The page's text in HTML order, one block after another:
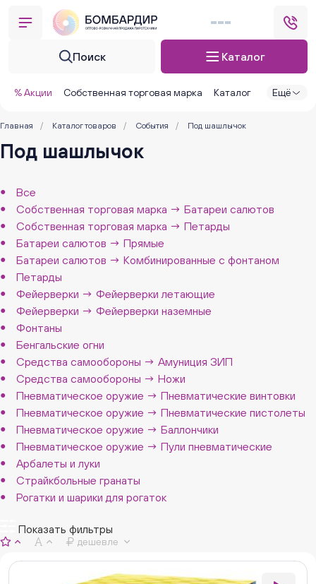
Поиск Каталог
% Акции Собственная торговая марка Каталог Ещё
Главная / Каталог товаров / События / Под шашлычок
Под шашлычок
Все
Собственная торговая марка → Батареи салютов
Собственная торговая марка → Петарды
Батареи салютов → Прямые
Батареи салютов → Комбинированные с фонтаном
Петарды
Фейерверки → Фейерверки летающие
Фейерверки → Фейерверки наземные
Фонтаны
Бенгальские огни
Средства самообороны → Амуниция ЗИП
Средства самообороны → Ножи
Пневматическое оружие → Пневматические винтовки
Пневматическое оружие → Пневматические пистолеты
Пневматическое оружие → Баллончики
Пневматическое оружие → Пули пневматические
Арбалеты и луки
Страйкбольные гранаты
Рогатки и шарики для рогаток
Показать фильтры
дешевле